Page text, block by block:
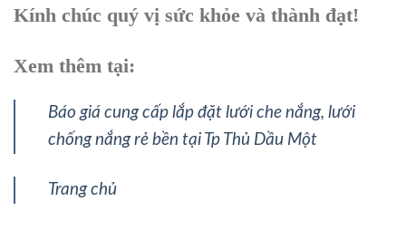
Kính chúc quý vị sức khỏe và thành đạt!
Xem thêm tại:
Báo giá cung cấp lắp đặt lưới che nắng, lưới
chống nắng rẻ bền tại Tp Thủ Dầu Một
Trang chủ